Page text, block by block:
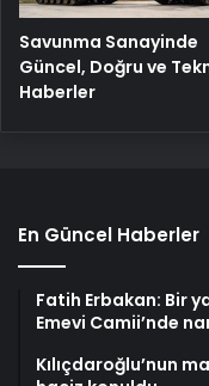
Savunma Sanayinde
Güncel, Doğru ve
Haberler
En Güncel Haberler
Fatih Erbakan: Bir
Emevi Camii’nde
Kılıçdaroğlu’nun